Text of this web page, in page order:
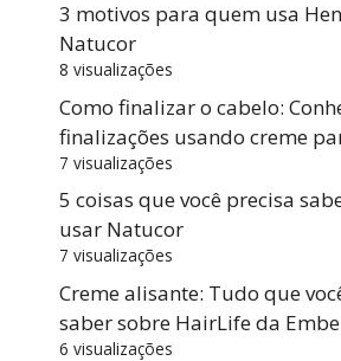
3 motivos para quem usa
Natucor
8 visualizações
Como finalizar o cabelo:
finalizações usando creme
7 visualizações
5 coisas que você precisa
usar Natucor
7 visualizações
Creme alisante: Tudo que
saber sobre HairLife da
6 visualizações